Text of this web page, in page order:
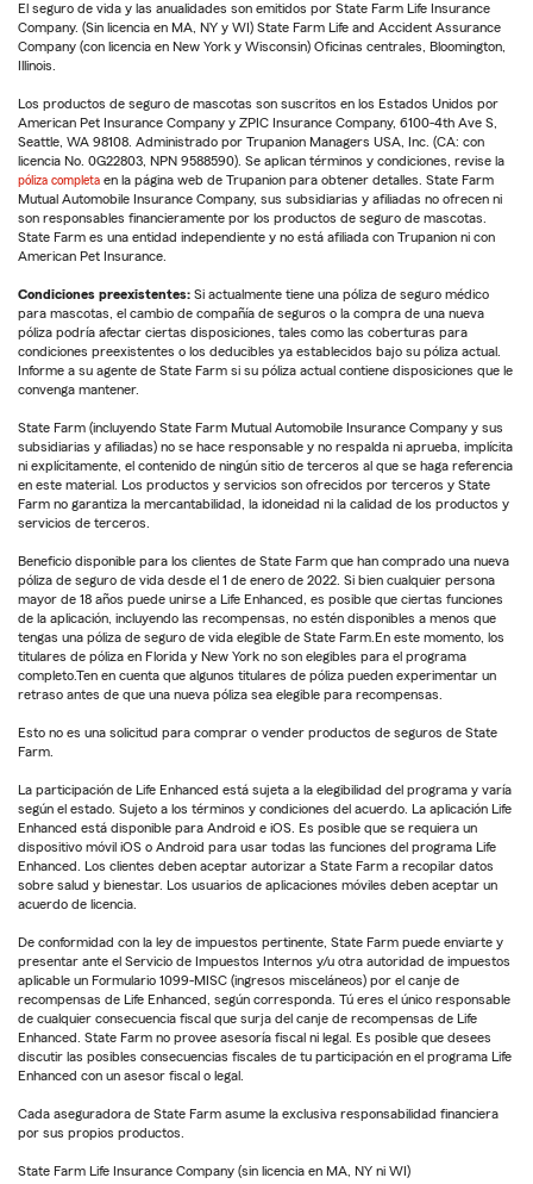
El seguro de vida y las anualidades son emitidos por State Farm Life Insurance
Company. (Sin licencia en MA, NY y WI) State Farm Life and Accident Assurance
Company (con licencia en New York y Wisconsin) Oficinas centrales, Bloomington,
Illinois.
Los productos de seguro de mascotas son suscritos en los Estados Unidos por
American Pet Insurance Company y ZPIC Insurance Company, 6100-4th Ave S,
Seattle, WA 98108. Administrado por Trupanion Managers USA, Inc. (CA: con
licencia No. 0G22803, NPN 9588590). Se aplican términos y condiciones, revise la
póliza completa en la página web de Trupanion para obtener detalles. State Farm
Mutual Automobile Insurance Company, sus subsidiarias y afiliadas no ofrecen ni
son responsables financieramente por los productos de seguro de mascotas.
State Farm es una entidad independiente y no está afiliada con Trupanion ni con
American Pet Insurance.
Condiciones preexistentes: Si actualmente tiene una póliza de seguro médico
para mascotas, el cambio de compañía de seguros o la compra de una nueva
póliza podría afectar ciertas disposiciones, tales como las coberturas para
condiciones preexistentes o los deducibles ya establecidos bajo su póliza actual.
Informe a su agente de State Farm si su póliza actual contiene disposiciones que le
convenga mantener.
State Farm (incluyendo State Farm Mutual Automobile Insurance Company y sus
subsidiarias y afiliadas) no se hace responsable y no respalda ni aprueba, implícita
ni explícitamente, el contenido de ningún sitio de terceros al que se haga referencia
en este material. Los productos y servicios son ofrecidos por terceros y State
Farm no garantiza la mercantabilidad, la idoneidad ni la calidad de los productos y
servicios de terceros.
Beneficio disponible para los clientes de State Farm que han comprado una nueva
póliza de seguro de vida desde el 1 de enero de 2022. Si bien cualquier persona
mayor de 18 años puede unirse a Life Enhanced, es posible que ciertas funciones
de la aplicación, incluyendo las recompensas, no estén disponibles a menos que
tengas una póliza de seguro de vida elegible de State Farm.En este momento, los
titulares de póliza en Florida y New York no son elegibles para el programa
completo.Ten en cuenta que algunos titulares de póliza pueden experimentar un
retraso antes de que una nueva póliza sea elegible para recompensas.
Esto no es una solicitud para comprar o vender productos de seguros de State
Farm.
La participación de Life Enhanced está sujeta a la elegibilidad del programa y varía
según el estado. Sujeto a los términos y condiciones del acuerdo. La aplicación Life
Enhanced está disponible para Android e iOS. Es posible que se requiera un
dispositivo móvil iOS o Android para usar todas las funciones del programa Life
Enhanced. Los clientes deben aceptar autorizar a State Farm a recopilar datos
sobre salud y bienestar. Los usuarios de aplicaciones móviles deben aceptar un
acuerdo de licencia.
De conformidad con la ley de impuestos pertinente, State Farm puede enviarte y
presentar ante el Servicio de Impuestos Internos y/u otra autoridad de impuestos
aplicable un Formulario 1099-MISC (ingresos misceláneos) por el canje de
recompensas de Life Enhanced, según corresponda. Tú eres el único responsable
de cualquier consecuencia fiscal que surja del canje de recompensas de Life
Enhanced. State Farm no provee asesoría fiscal ni legal. Es posible que desees
discutir las posibles consecuencias fiscales de tu participación en el programa Life
Enhanced con un asesor fiscal o legal.
Cada aseguradora de State Farm asume la exclusiva responsabilidad financiera
por sus propios productos.
State Farm Life Insurance Company (sin licencia en MA, NY ni WI)